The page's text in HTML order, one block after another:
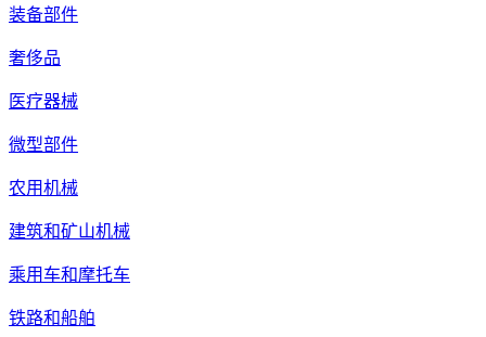
装备部件
奢侈品
医疗器械
微型部件
农用机械
建筑和矿山机械
乘用车和摩托车
铁路和船舶